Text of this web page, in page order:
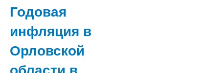
Годовая
инфляция в
Орловской